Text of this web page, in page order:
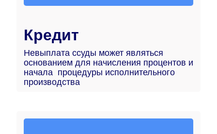
Кредит
Невыплата ссуды может являться
основанием для начисления процентов и
начала процедуры исполнительного
производства